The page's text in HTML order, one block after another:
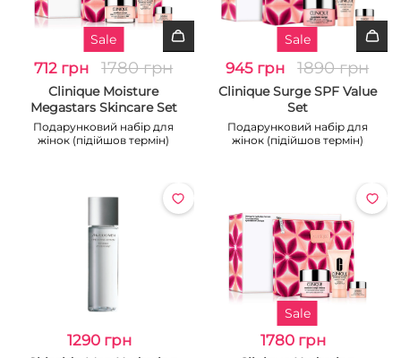
Sale
712 грн 1780 грн
Clinique Moisture
Megastars Skincare Set
Подарунковий набір для
жінок (підійшов термін)
Sale
945 грн 1890 грн
Clinique Surge SPF Value
Set
Подарунковий набір для
жінок (підійшов термін)
1290 грн
Sale
1780 грн